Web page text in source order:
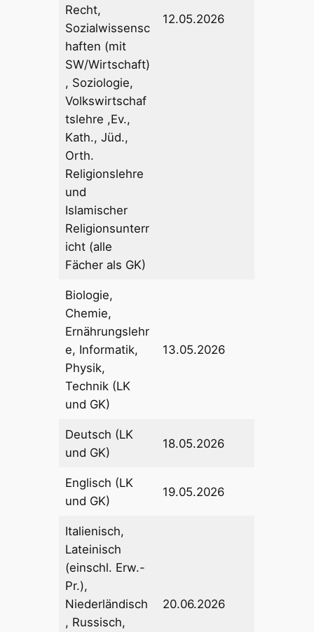
Recht,
Sozialwissensc
haften (mit
SW/Wirtschaft)
, Soziologie,
Volkswirtschaf
tslehre ,Ev.,
Kath., Jüd.,
Orth.
Religionslehre
und
Islamischer
Religionsunterr
icht (alle
Fächer als GK)
12.05.2026
Biologie,
Chemie,
Ernährungslehr
e, Informatik,
Physik,
Technik (LK
und GK)
13.05.2026
Deutsch (LK
und GK)
18.05.2026
Englisch (LK
und GK)
19.05.2026
Italienisch,
Lateinisch
(einschl. Erw.-
Pr.),
Niederländisch
, Russisch,
20.06.2026